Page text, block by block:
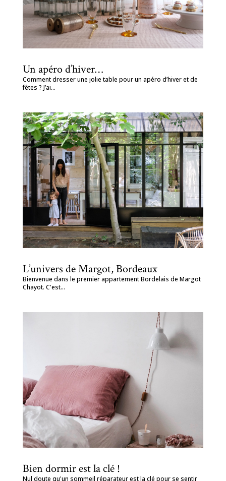
Un apéro d’hiver…
Comment dresser une jolie table pour un apéro d’hiver et de
fêtes ? J’ai...
L’univers de Margot, Bordeaux
Bienvenue dans le premier appartement Bordelais de Margot
Chayot. C'est...
Bien dormir est la clé !
Nul doute qu'un sommeil réparateur est la clé pour se sentir